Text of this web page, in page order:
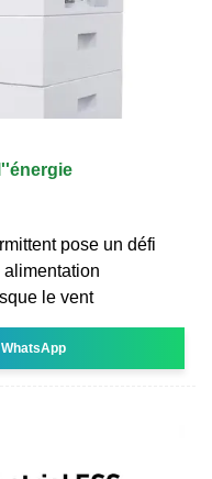
pose un défi
alimentation
le vent
WhatsApp